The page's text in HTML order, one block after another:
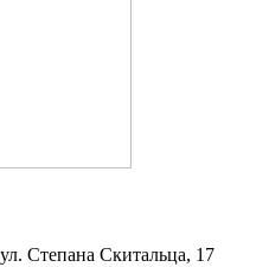
Степана Скитальца, 17